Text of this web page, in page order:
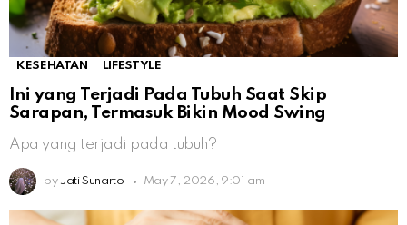
KESEHATAN LIFESTYLE
Ini yang Terjadi Pada Tubuh Saat Skip
Sarapan, Termasuk Bikin Mood Swing
Apa yang terjadi pada tubuh?
by Jati Sunarto May 7, 2026, 9:01 am